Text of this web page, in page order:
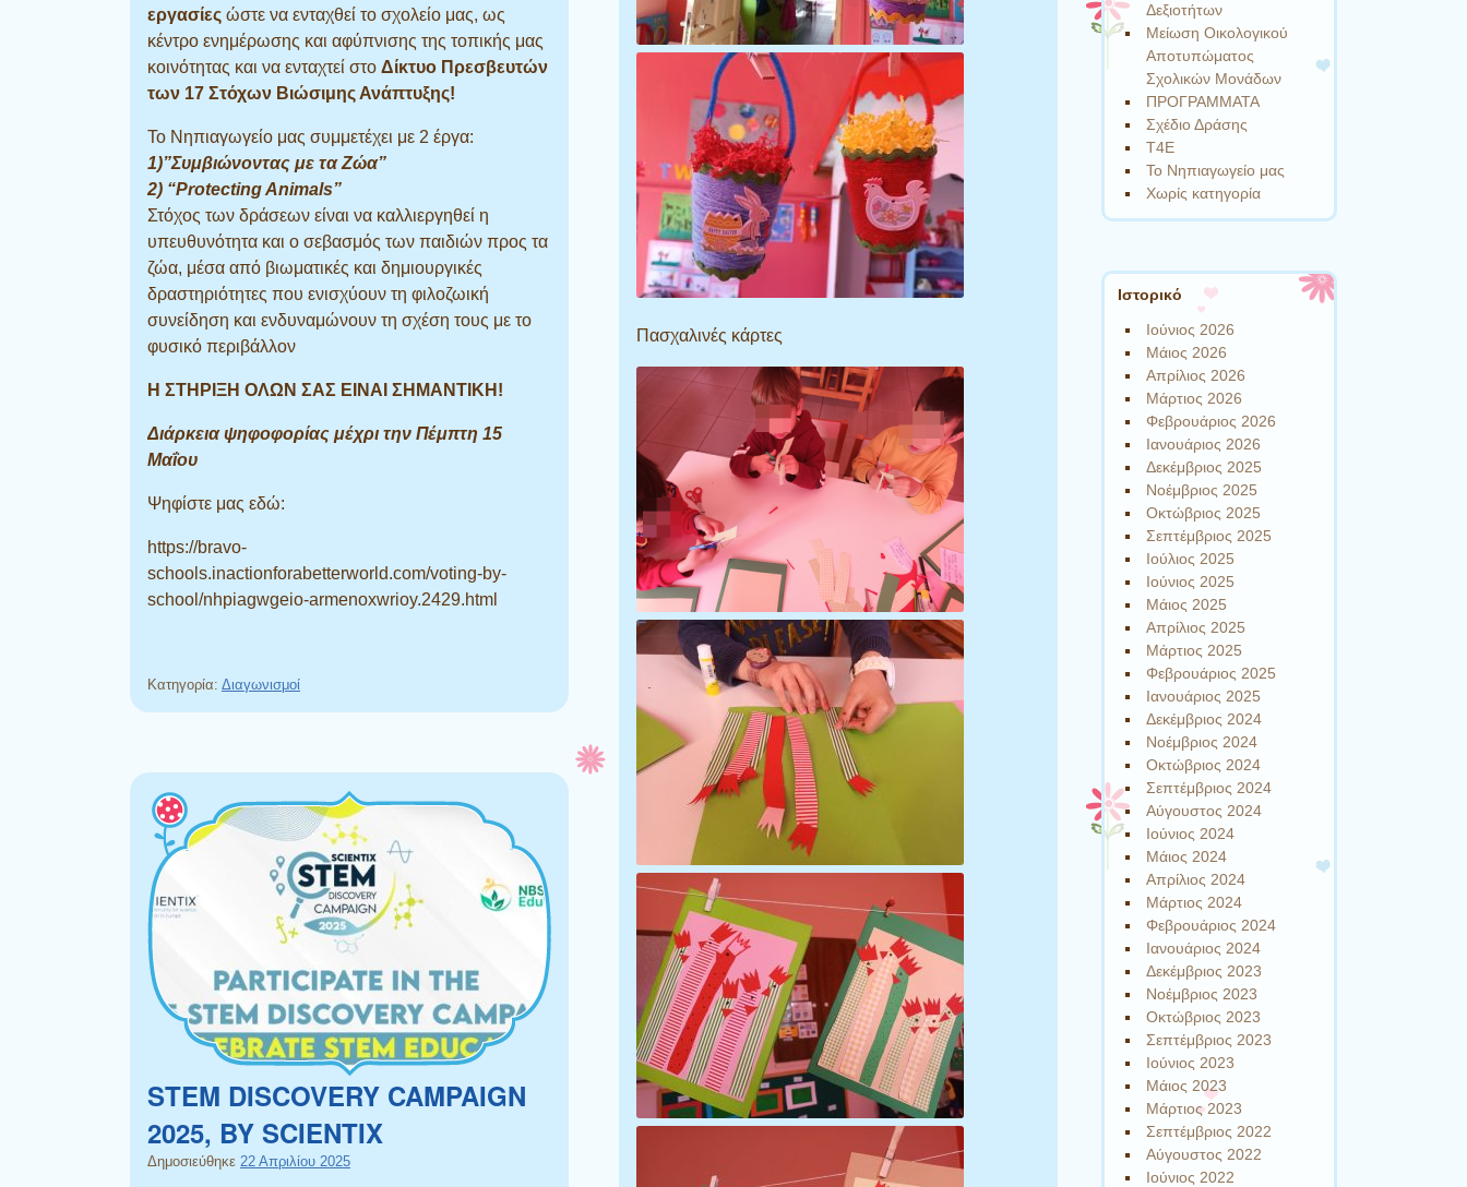
εργασίες ώστε να ενταχθεί το σχολείο μας, ως
κέντρο ενημέρωσης και αφύπνισης της τοπικής μας
κοινότητας και να ενταχτεί στο Δίκτυο Πρεσβευτών
των 17 Στόχων Βιώσιμης Ανάπτυξης!
Το Νηπιαγωγείο μας συμμετέχει με 2 έργα:
1)”Συμβιώνοντας με τα Ζώα”
2) “Protecting Animals”
Στόχος των δράσεων είναι να καλλιεργηθεί η
υπευθυνότητα και ο σεβασμός των παιδιών προς τα
ζώα, μέσα από βιωματικές και δημιουργικές
δραστηριότητες που ενισχύουν τη φιλοζωική
συνείδηση και ενδυναμώνουν τη σχέση τους με το
φυσικό περιβάλλον
Η ΣΤΗΡΙΞΗ ΟΛΩΝ ΣΑΣ ΕΙΝΑΙ ΣΗΜΑΝΤΙΚΗ!
Διάρκεια ψηφοφορίας μέχρι την Πέμπτη 15
Μαΐου
Ψηφίστε μας εδώ:
https://bravo-
schools.inactionforabetterworld.com/voting-by-
school/nhpiagwgeio-armenoxwrioy.2429.html
Κατηγορία: Διαγωνισμοί
Πασχαλινές κάρτες
STEM DISCOVERY CAMPAIGN
2025, BY SCIENTIX
Δημοσιεύθηκε 22 Απριλίου 2025
Δεξιοτήτων
Μείωση Οικολογικού
Αποτυπώματος
Σχολικών Μονάδων
ΠΡΟΓΡΑΜΜΑΤΑ
Σχέδιο Δράσης
Τ4Ε
Το Νηπιαγωγείο μας
Χωρίς κατηγορία
Ιστορικό
Ιούνιος 2026
Μάιος 2026
Απρίλιος 2026
Μάρτιος 2026
Φεβρουάριος 2026
Ιανουάριος 2026
Δεκέμβριος 2025
Νοέμβριος 2025
Οκτώβριος 2025
Σεπτέμβριος 2025
Ιούλιος 2025
Ιούνιος 2025
Μάιος 2025
Απρίλιος 2025
Μάρτιος 2025
Φεβρουάριος 2025
Ιανουάριος 2025
Δεκέμβριος 2024
Νοέμβριος 2024
Οκτώβριος 2024
Σεπτέμβριος 2024
Αύγουστος 2024
Ιούνιος 2024
Μάιος 2024
Απρίλιος 2024
Μάρτιος 2024
Φεβρουάριος 2024
Ιανουάριος 2024
Δεκέμβριος 2023
Νοέμβριος 2023
Οκτώβριος 2023
Σεπτέμβριος 2023
Ιούνιος 2023
Μάιος 2023
Μάρτιος 2023
Σεπτέμβριος 2022
Αύγουστος 2022
Ιούνιος 2022